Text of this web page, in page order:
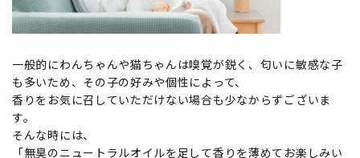
一般的にわんちゃんや猫ちゃんは嗅覚が鋭く、匂いに敏感な子
も多いため、その子の好みや個性によって、
香りをお気に召していただけない場合も少なからずございま
す。
そんな時には、
「無臭のニュートラルオイルを足して香りを薄めてお楽しみい